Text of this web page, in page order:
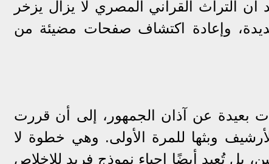
أن التراث القرآني المصري لا يزال يزخر
وإعادة اكتشاف صفحات مضيئة من
بعيدة عن آذان الجمهور، إلى أن قررت
وبثها للمرة الأولى. وهي خطوة لا
بل تُعيد أيضًا إحياء نموذج فريد للإخلاص